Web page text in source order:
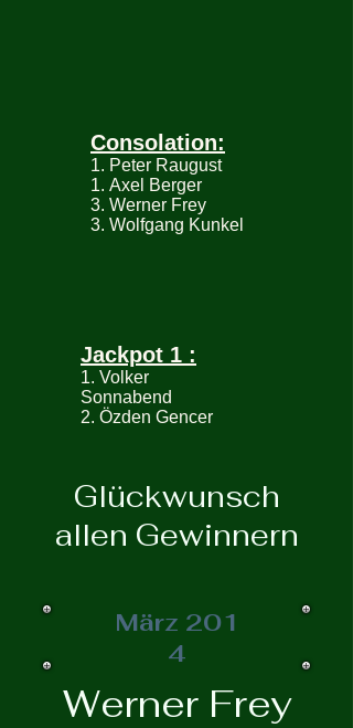
Consolation:
1. Peter Raugust
1. Axel Berger
3. Werner Frey
3. Wolfgang Kunkel
Jackpot 1 :
1. Volker
Sonnabend
2. Özden Gencer
Glückwunsch
allen Gewinnern
März 201
4
Werner Frey